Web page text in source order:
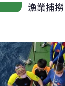
漁業捕撈